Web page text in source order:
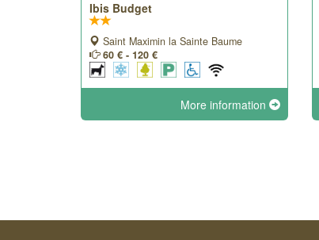
Ibis Budget
Saint Maximin la Sainte Baume
60 € - 120 €
More information